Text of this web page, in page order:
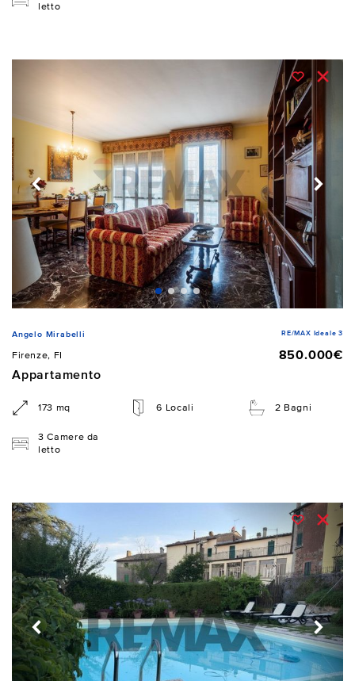
letto
Angelo Mirabelli RE/MAX Ideale 3
Firenze, FI
850.000€
Appartamento
173 mq 6 Locali 2 Bagni
3 Camere da
letto